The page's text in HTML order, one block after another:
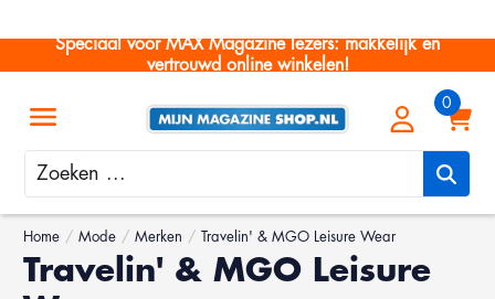
Speciaal voor MAX Magazine lezers: makkelijk en
vertrouwd online winkelen!
Zoeken
Home / Mode / Merken / Travelin' & MGO Leisure Wear
Travelin' & MGO Leisure